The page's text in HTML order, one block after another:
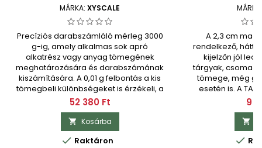
MÁRKA: XYSCALE
Precíziós darabszámláló mérleg 3000
g-ig, amely alkalmas sok apró
alkatrész vagy anyag tömegének
meghatározására és darabszámának
kiszámítására. A 0,01 g felbontás a kis
tömegbeli különbségeket is érzékeli, a
különböző mintaméretű PCS funkció
pedig időt takarít meg leltározáskor
vagy csomagok
előkészítésekor.check_circleMaximális
terhelhetőség: 3000...
Ár
52 380 Ft
 Kosárba
 Raktáron
A 2,3 cm
rendelkező,
kijelzőn jól
tárgyak,
tömege, még
esetén is. A
mintadarab
darabok
Ár
9

